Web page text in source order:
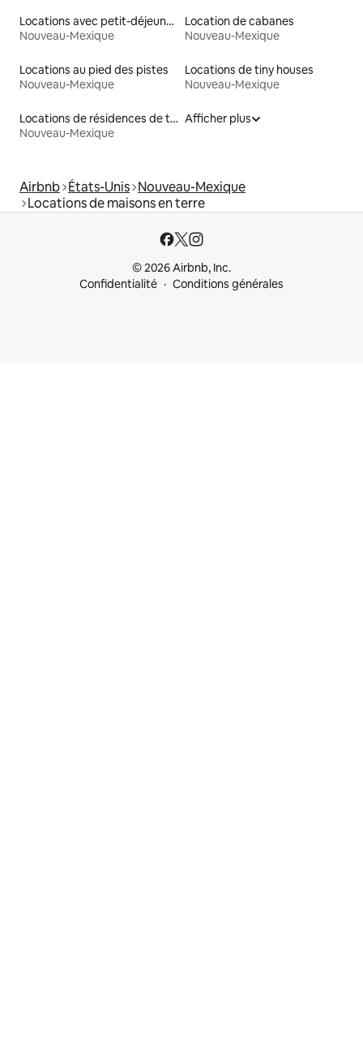
Locations avec petit-déjeuner
Nouveau-Mexique
Location de cabanes
Nouveau-Mexique
Locations au pied des pistes
Nouveau-Mexique
Locations de tiny houses
Nouveau-Mexique
Locations de résidences de tourisme
Nouveau-Mexique
Afficher plus
Airbnb États-Unis Nouveau-Mexique
Locations de maisons en terre
© 2026 Airbnb, Inc.
Confidentialité
Conditions générales